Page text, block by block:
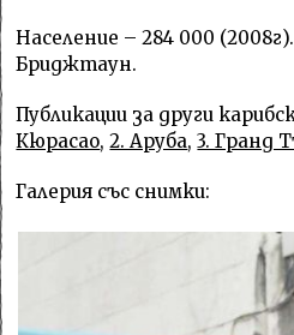
Население – 284 000
Бриджтаун.
Публикации за други
Кюрасао,2. Аруба,3. Гранд
Галерия със снимки: